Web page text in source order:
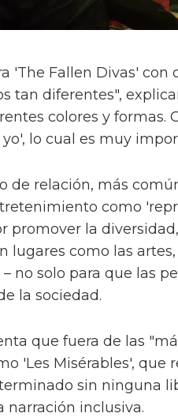
'The Fallen Divas' con
tan diferentes",
colores y formas.
lo cual es muy
de relación, más
como
promover la
lugares como las
no solo para que las
la sociedad.
que fuera de las
'Les Misérables', que
sin ninguna
narración inclusiva.